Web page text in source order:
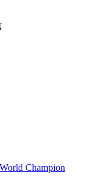
Champion